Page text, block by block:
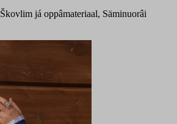
Škovlim já oppâmateriaal, Säminuorâi